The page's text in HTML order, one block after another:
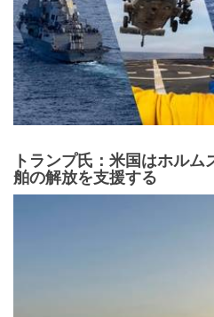
トランプ氏：米国はホル
舶の解放を支援する